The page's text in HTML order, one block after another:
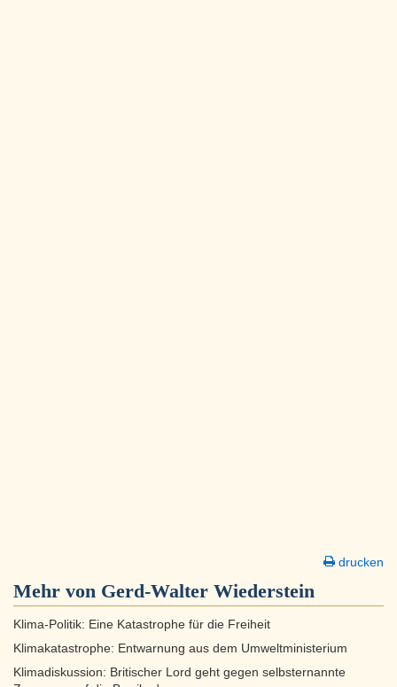
drucken
Mehr von Gerd-Walter Wiederstein
Klima-Politik: Eine Katastrophe für die Freiheit
Klimakatastrophe: Entwarnung aus dem Umweltministerium
Klimadiskussion: Britischer Lord geht gegen selbsternannte